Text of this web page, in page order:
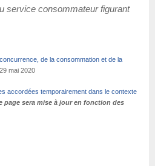
service consommateur figurant
de la consommation et de la
29 mai 2020
accordées temporairement dans le contexte
page sera mise à jour en fonction des